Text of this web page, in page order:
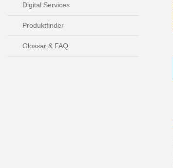
Digital Services
Produktfinder
Glossar & FAQ